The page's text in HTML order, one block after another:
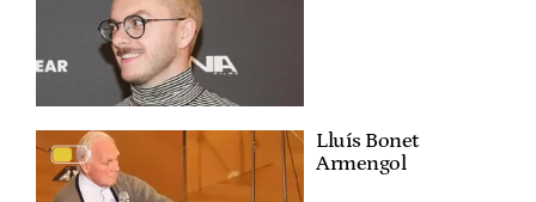
Lluís Bonet
Armengol